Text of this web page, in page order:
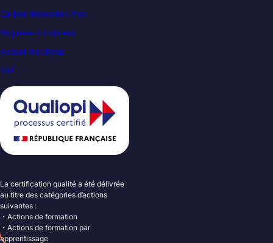
Carbon Reduction Plan
Règlement intérieur
Accueil handicap
VAE
La certification qualité a été délivrée
au titre des catégories d’actions
suivantes :
・Actions de formation
・Actions de formation par
apprentissage